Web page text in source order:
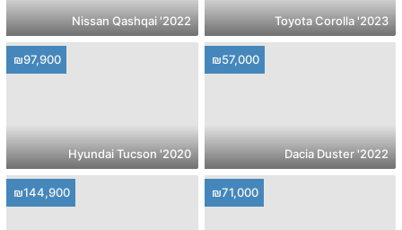
2023' Toyota Corolla
2022' Nissan Qashqai
₪57,000
2022' Dacia Duster
₪97,900
2020' Hyundai Tucson
₪71,000
₪144,900